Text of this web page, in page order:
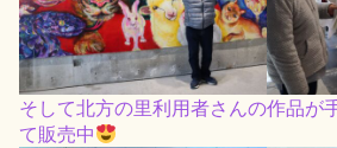
そして北方の里利用者さんの作品が
て販売中